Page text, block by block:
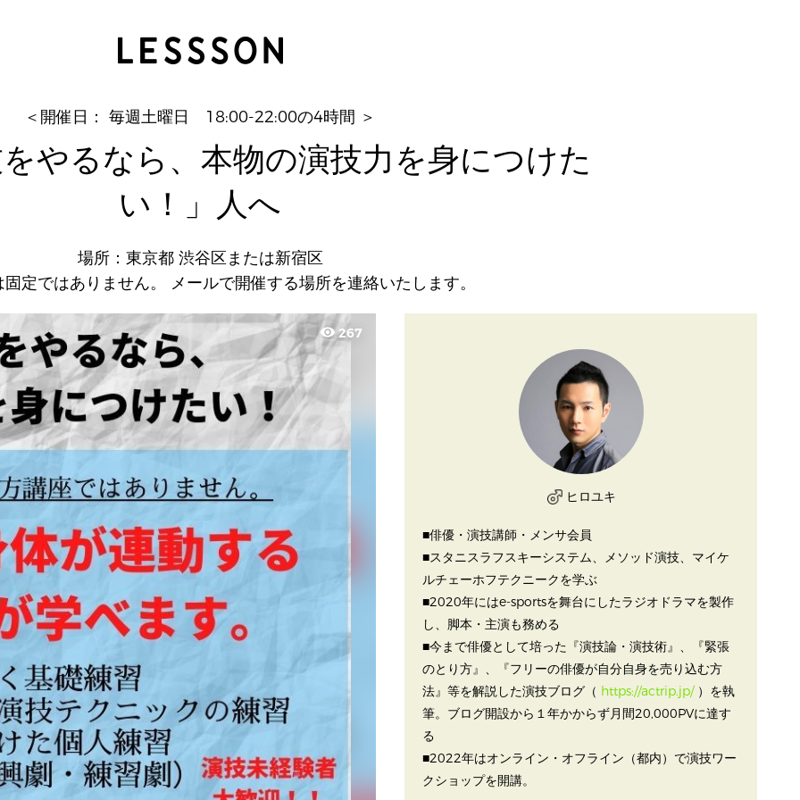
＜開催日： 毎週土曜日 18:00-22:00の4時間 ＞
をやるなら、本物の演技力を身につけた
い！」人へ
場所：東京都 渋谷区または新宿区
定ではありません。 メールで開催する場所を連絡いたします。
visibility267
ヒロユキ
■俳優・演技講師・メンサ会員
■スタニスラフスキーシステム、メソッド演技、マイケ
ルチェーホフテクニークを学ぶ
■2020年にはe-sportsを舞台にしたラジオドラマを製作
し、脚本・主演も務める
■今まで俳優として培った『演技論・演技術』、『緊張
のとり方』、『フリーの俳優が自分自身を売り込む方
法』等を解説した演技ブログ（ https://actrip.jp/）を執
筆。ブログ開設から１年かからず月間20,000PVに達す
る
■2022年はオンライン・オフライン（都内）で演技ワー
クショップを開講。